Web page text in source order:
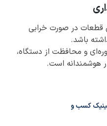
قطعات در صورت خرابی
باشد.
و محافظت از دستگاه،
هوشمندانه است.
کسب و